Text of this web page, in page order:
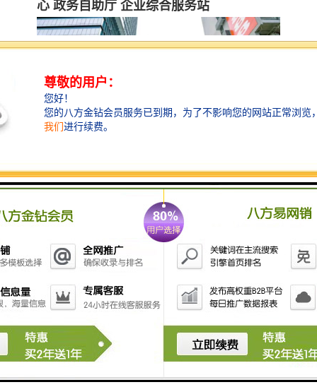
心 政务自助厅 企业综合服务站
创维创新谷项目亮点
45万㎡科技创智产业园 超完善商业配
超高硬件配套 品质办公楼群 阔绰办公空间
产业运营7大服务体系 3S企业运营解决方案
创维集团自持运营物业 单一业权 红本在手